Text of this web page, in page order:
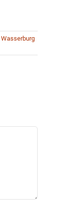
Wasserburg